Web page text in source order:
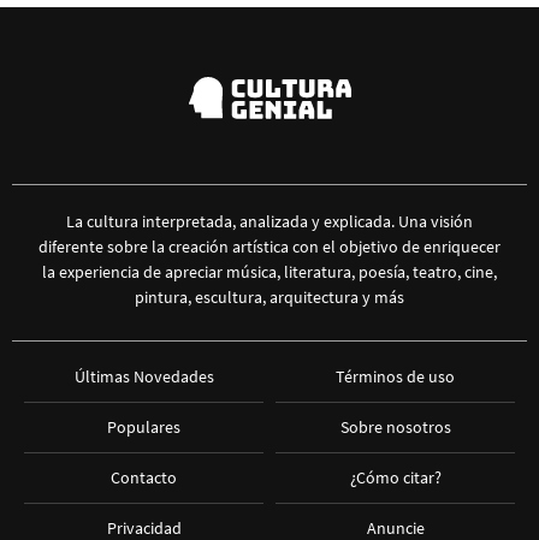
La cultura interpretada, analizada y explicada. Una visión
diferente sobre la creación artística con el objetivo de enriquecer
la experiencia de apreciar música, literatura, poesía, teatro, cine,
pintura, escultura, arquitectura y más
Últimas Novedades
Populares
Contacto
Privacidad
Términos de uso
Sobre nosotros
¿Cómo citar?
Anuncie